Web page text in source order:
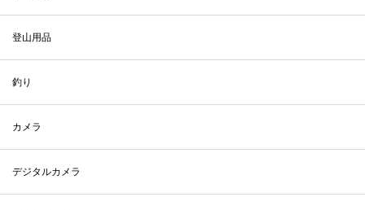
登山用品
釣り
カメラ
デジタルカメラ